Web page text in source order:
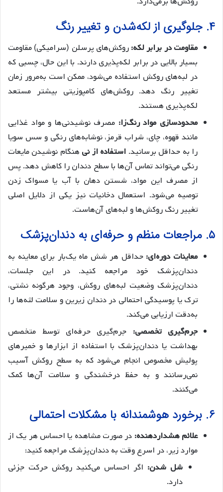
۴. جلوگیری از لکه‌شدن و تغییر رنگ
مقاومت در برابر لکه:روکش‌های پرسلن (سرامیکی) مقاومت
بسیار بالایی در برابر لکه‌پذیری دارند. با این حال، چسبی که
در لبه‌های روکش استفاده می‌شود، ممکن است به‌مرور زمان
تغییر رنگ دهد. روکش‌های کامپوزیتی بیشتر مستعد
لکه‌پذیری هستند.
محدودسازی مواد رنگ‌زا: مصرف نوشیدنی‌ها و مواد غذایی
مانند قهوه، چای، شراب قرمز، نوشابه‌های رنگی و سس سویا
را به حداقل برسانید. استفاده از نی هنگام نوشیدن مایعات
رنگی می‌تواند تماس آن‌ها با سطح دندان را کاهش دهد. پس
از مصرف این مواد، شستن دهان با آب یا مسواک زدن
توصیه می‌شود. استعمال دخانیات نیز یکی از دلایل اصلی
تغییر رنگ روکش‌ها و لبه‌های آن‌هاست.
۵. مراجعات منظم و حرفه‌ای به دندان‌پزشک
معاینات دوره‌ای: حداقل هر شش ماه یک‌بار برای معاینه به
دندان‌پزشک خود مراجعه کنید. در این جلسات،
دندان‌پزشک وضعیت لبه‌های روکش، وجود هرگونه نشتی،
ترک یا پوسیدگی احتمالی در دندان زیرین و سلامت لثه‌ها را
به‌دقت ارزیابی می‌کند.
جرم‌گیری تخصصی: جرم‌گیری حرفه‌ای توسط متخصص
بهداشت یا دندان‌پزشک با استفاده از ابزارها و خمیرهای
پولیش مخصوص انجام می‌شود که به سطح روکش آسیب
نمی‌رسانند و به حفظ درخشندگی و سلامت آن‌ها کمک
می‌کنند.
۶. برخورد هوشمندانه با مشکلات احتمالی
علائم هشداردهنده: در صورت مشاهده یا احساس هر یک از
موارد زیر، در اسرع وقت به دندان‌پزشک مراجعه کنید:
شل شدن: اگر احساس می‌کنید روکش حرکت جزئی
دارد.